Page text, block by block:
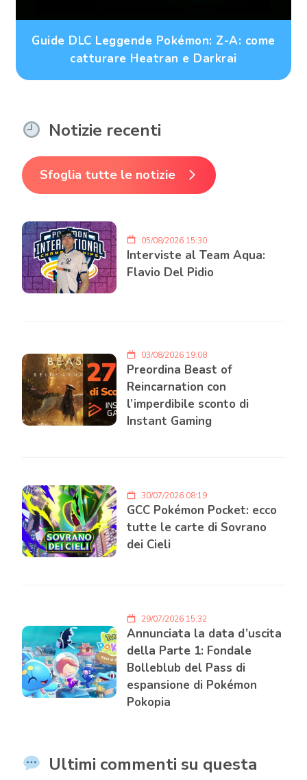
Guide DLC Leggende Pokémon: Z-A: come
catturare Heatran e Darkrai
Notizie recenti
Sfoglia tutte le notizie
05/08/2026 15:30
Interviste al Team Aqua:
Flavio Del Pidio
03/08/2026 19:08
Preordina Beast of
Reincarnation con
l’imperdibile sconto di
Instant Gaming
30/07/2026 08:19
GCC Pokémon Pocket: ecco
tutte le carte di Sovrano
dei Cieli
29/07/2026 15:32
Annunciata la data d’uscita
della Parte 1: Fondale
Bolleblub del Pass di
espansione di Pokémon
Pokopia
Ultimi commenti su questa